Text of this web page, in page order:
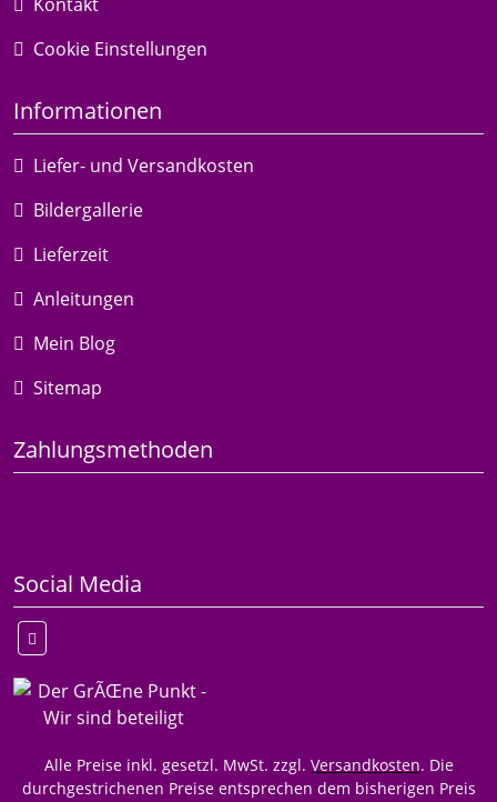
Cookie Einstellungen
Informationen
Liefer- und Versandkosten
Bildergallerie
Lieferzeit
Anleitungen
Mein Blog
Sitemap
Zahlungsmethoden
Social Media
Alle Preise inkl. gesetzl. MwSt. zzgl. Versandkosten. Die
durchgestrichenen Preise entsprechen dem bisherigen Preis